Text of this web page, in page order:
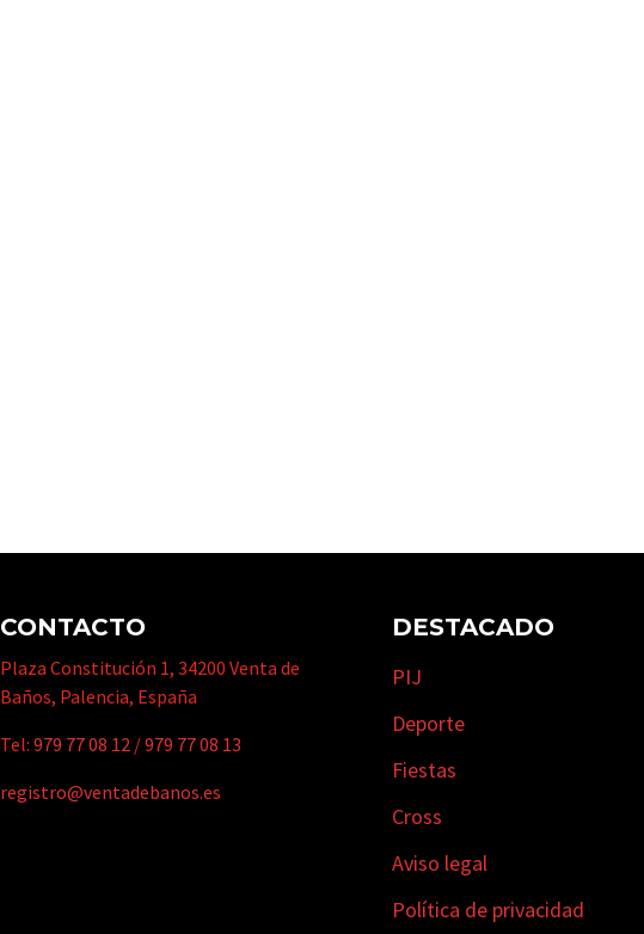
CONTACTO
Plaza Constitución 1, 34200 Venta de
Baños, Palencia, España
Tel:979 77 08 12 /979 77 08 13
registro@ventadebanos.es
DESTACADO
PIJ
Deporte
Fiestas
Cross
Aviso legal
Política de privacidad